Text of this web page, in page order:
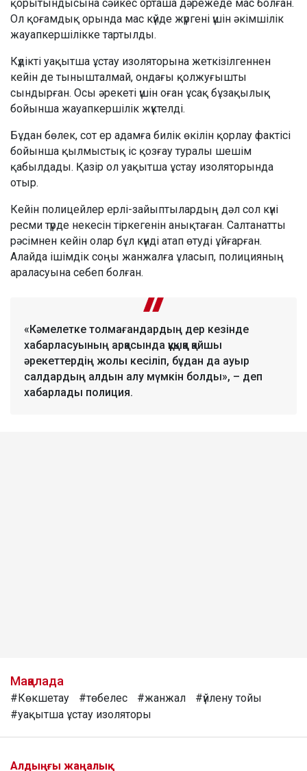
қорытындысына сәйкес орташа дәрежеде мас болған.
Ол қоғамдық орында мас күйде жүргені үшін әкімшілік
жауапкершілікке тартылды.
Күдікті уақытша ұстау изоляторына жеткізілгеннен
кейін де тынышталмай, ондағы қолжуғышты
сындырған. Осы әрекеті үшін оған ұсақ бұзақылық
бойынша жауапкершілік жүктелді.
Бұдан бөлек, сот ер адамға билік өкілін қорлау фактісі
бойынша қылмыстық іс қозғау туралы шешім
қабылдады. Қазір ол уақытша ұстау изоляторында
отыр.
Кейін полицейлер ерлі-зайыптылардың дәл сол күні
ресми түрде некесін тіркегенін анықтаған. Салтанатты
рәсімнен кейін олар бұл күнді атап өтуді ұйғарған.
Алайда ішімдік соңы жанжалға ұласып, полицияның
араласуына себеп болған.
«Кәмелетке толмағандардың дер кезінде
хабарласуының арқасында құқыққа қайшы
әрекеттердің жолы кесіліп, бұдан да ауыр
салдардың алдын алу мүмкін болды», – деп
хабарлады полиция.
Мақалада
#Көкшетау #төбелес #жанжал
#үйлену тойы
#уақытша ұстау изоляторы
Алдыңғы жаңалық